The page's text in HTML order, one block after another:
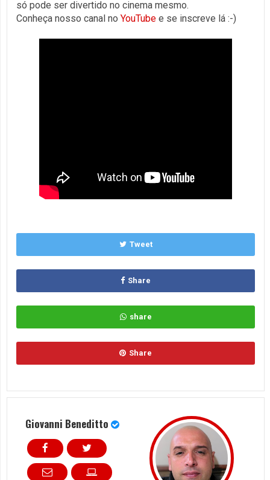
só pode ser divertido no cinema mesmo.
Conheça nosso canal no YouTube e se inscreve lá :-)
Tweet
Share
share
Share
Giovanni Beneditto